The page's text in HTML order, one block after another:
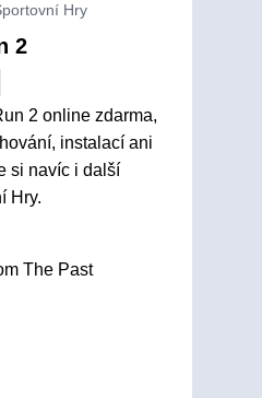
Hry
2
2 online zdarma,
instalací ani
si navíc i další
Hry.
The Past